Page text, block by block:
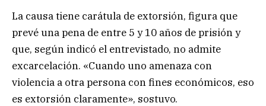
La causa tiene carátula de extorsión, figura que
prevé una pena de entre 5 y 10 años de prisión y
que, según indicó el entrevistado, no admite
excarcelación. «Cuando uno amenaza con
violencia a otra persona con fines económicos, eso
es extorsión claramente», sostuvo.